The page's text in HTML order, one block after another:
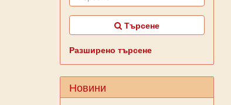
Търсене
Разширено търсене
Новини